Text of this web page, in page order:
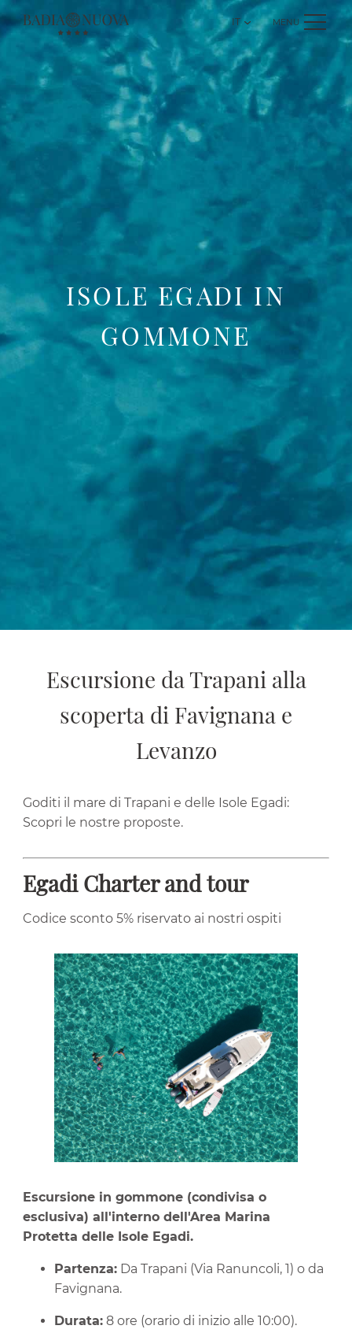
IT MENU
ISOLE EGADI IN
GOMMONE
Escursione da Trapani alla
scoperta di Favignana e
Levanzo
Goditi il mare di Trapani e delle Isole Egadi:
Scopri le nostre proposte.
Egadi Charter and tour
Codice sconto 5% riservato ai nostri ospiti
Escursione in gommone (condivisa o
esclusiva) all'interno dell'Area Marina
Protetta delle Isole Egadi.
Partenza: Da Trapani (Via Ranuncoli, 1) o da
Favignana.
Durata: 8 ore (orario di inizio alle 10:00).